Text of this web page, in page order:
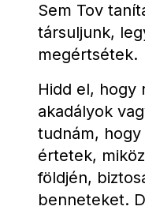
Sem Tov
társuljunk,
megértsétek.
Hidd el, hogy
akadályok
tudnám,
értetek,
földjén,
benneteket.